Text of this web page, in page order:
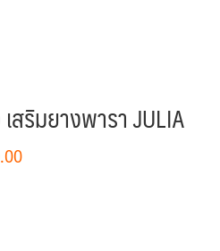
ริมยางพารา JULIA
Price